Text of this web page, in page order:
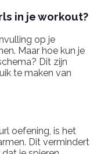
in je workout?
op je
Maar hoe kun je
Dit zijn
te maken van
oefening, is het
Dit vermindert